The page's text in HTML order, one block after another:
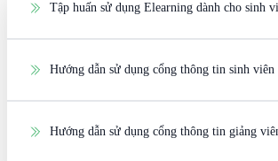
Tập huấn sử dụng Elearning dành cho sinh
Hướng dẫn sử dụng cổng thông tin sinh viên
Hướng dẫn sử dụng cổng thông tin giảng